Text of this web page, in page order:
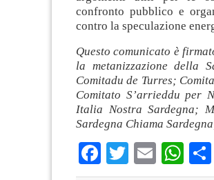
confronto pubblico e
contro la speculazione
Questo comunicato è
la metanizzazione della
Comitadu de Turres;
Comitato S’arrieddu per
Italia Nostra Sardegna;
Sardegna Chiama
Facebook
Twitter
Email